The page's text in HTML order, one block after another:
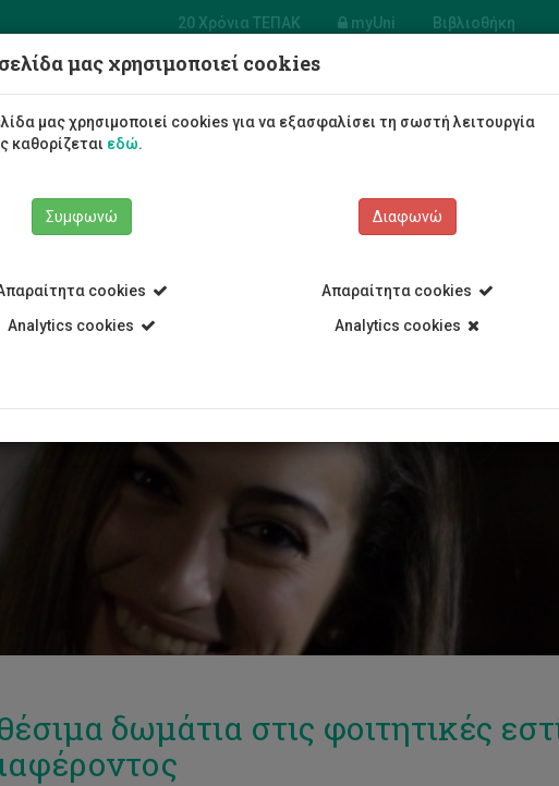
20 Χρόνια ΤΕΠΑΚ myUni Βιβλιοθήκη
Φοιτητές/τριες Σπουδές Έρευνα
δωμάτια στις φοιτητικές
μας χρησιμοποιεί cookies
μας χρησιμοποιεί cookies για να εξασφαλίσει τη σωστή λειτουργία
καθορίζεται εδώ.
Συμφωνώ
cookies
Analytics cookies
Διαφωνώ
Απαραίτητα cookies
Analytics cookies